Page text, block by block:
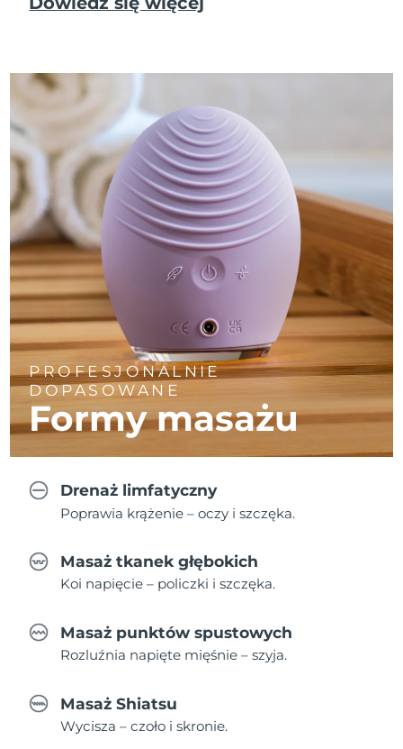
PROFESJONALNIE
DOPASOWANE
Formy masażu
Drenaż limfatyczny
Poprawia krążenie – oczy i szczęka.
Masaż tkanek głębokich
Koi napięcie – policzki i szczęka.
Masaż punktów spustowych
Rozluźnia napięte mięśnie – szyja.
Masaż Shiatsu
Wycisza – czoło i skronie.